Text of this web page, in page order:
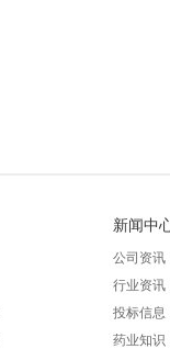
新闻中
公司资讯
行业资讯
投标信息
药业知识